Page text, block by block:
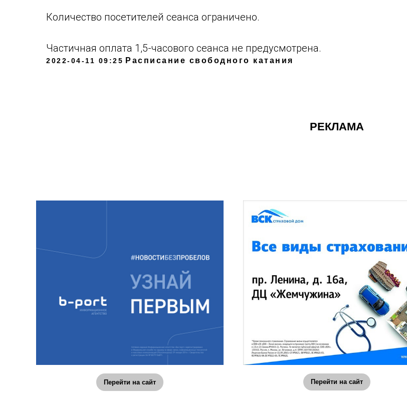
Количество посетителей сеанса ограничено.
Частичная оплата 1,5-часового сеанса не предусмотрена.
2022-04-11 09:25 Расписание свободного катания
РЕКЛАМА
Перейти на сайт Перейти на сайт